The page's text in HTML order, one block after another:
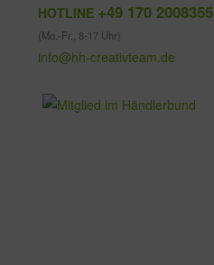
HOTLINE +49 170 2008355
(Mo.-Fr., 8-17 Uhr)
info@hh-creativteam.de